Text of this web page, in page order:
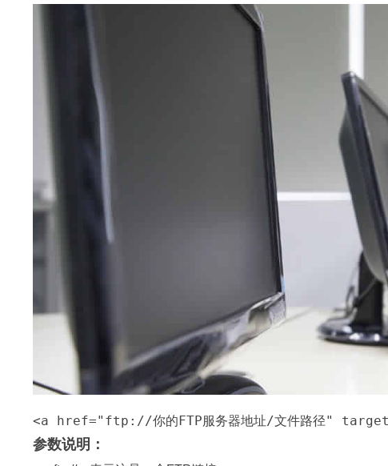
<a href="ftp://你的FTP服务器地址/文件路径"
参数说明：